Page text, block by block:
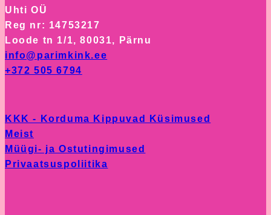
Uhti OÜ
Reg nr: 14753217
Loode tn 1/1, 80031, Pärnu
info@parimkink.ee
+372 505 6794
KKK - Korduma Kippuvad Küsimused
Meist
Müügi- ja Ostutingimused
Privaatsuspoliitika